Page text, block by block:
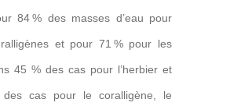
84 % des masses d’eau pour
et pour 71 % pour les
45 % des cas pour l’herbier et
cas pour le coralligène, le